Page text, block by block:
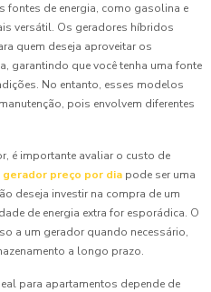
fontes de energia, como gasolina e
versátil. Os geradores híbridos
quem deseja aproveitar os
garantindo que você tenha uma fonte
No entanto, esses modelos
pois envolvem diferentes
é importante avaliar o custo de
gerador preço por dia pode ser uma
deseja investir na compra de um
de energia extra for esporádica. O
a um gerador quando necessário,
a longo prazo.
para apartamentos depende de